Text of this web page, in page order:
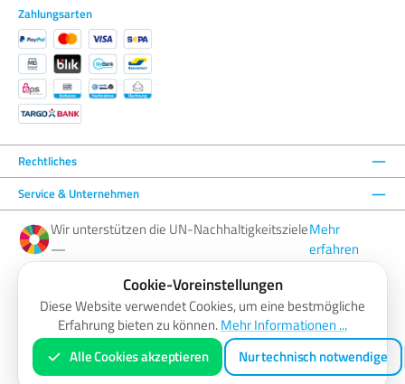
Zahlungsarten
Rechtliches
Service & Unternehmen
Wir unterstützen die UN-Nachhaltigkeitsziele
—
Mehr
erfahren
Facebook Instagram YouTube LinkedIn
Barrierefreiheitserklärung Datenschutzerklärung Impressum
Widerrufsbelehrung
Vertrag widerrufen
* Alle Preise inkl. gesetzl. Mehrwertsteuer zzgl.Versandkostenund ggf. Nachnahmegebühren, wenn nicht anders
angegeben.
Cookie-Voreinstellungen
Diese Website verwendet Cookies, um eine bestmögliche
Erfahrung bieten zu können.Mehr Informationen ...
Alle Cookies akzeptieren
Nur technisch notwendige